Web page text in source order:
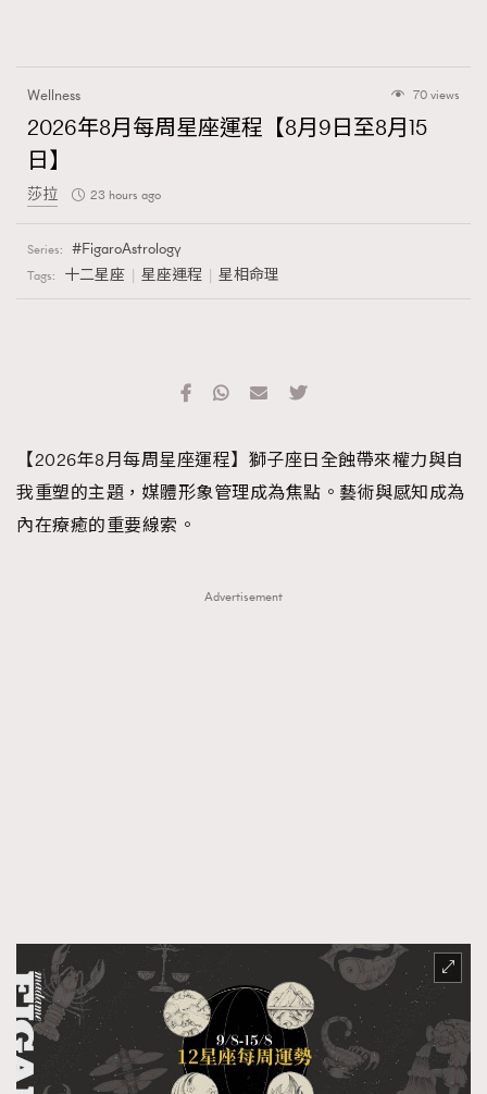
Wellness 70 views
2026年8月每周星座運程【8月9日至8月15
日】
莎拉 23 hours ago
Series: FigaroAstrology
Tags: 十二星座 星座運程 星相命理
【2026年8月每周星座運程】獅子座日全蝕帶來權力與自
我重塑的主題，媒體形象管理成為焦點。藝術與感知成為
內在療癒的重要線索。
Advertisement